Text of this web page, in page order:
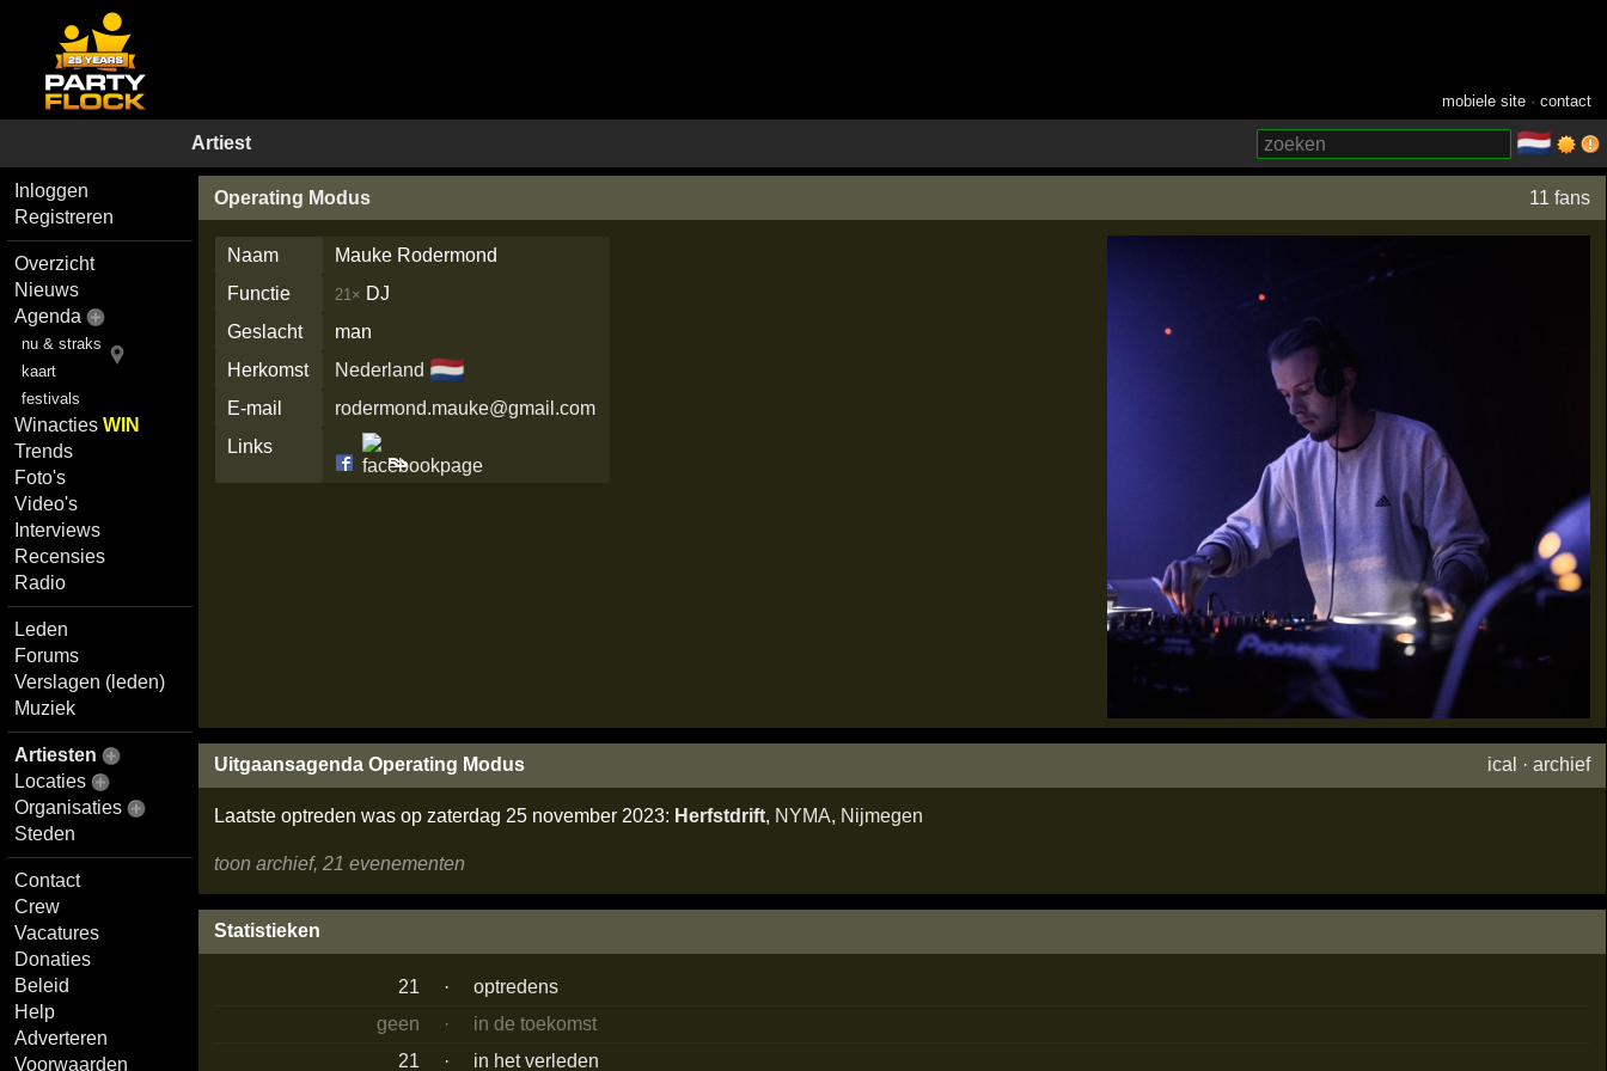
mobiele site ·contact
Artiest 🇳🇱
Inloggen
Registreren
Overzicht
Nieuws
Agenda
nu & straks
kaart
festivals
WinactiesWIN
Trends
Foto's
Video's
Interviews
Recensies
Radio
Leden
Forums
Verslagen (leden)
Muziek
Artiesten
Locaties
Organisaties
Steden
Contact
Crew
Vacatures
Donaties
Beleid
Help
Adverteren
Voorwaarden
Operating Modus 11 fans
Naam
Mauke Rodermond
Functie
21× DJ
Geslacht
man
Herkomst
Nederland 🇳🇱
E-mail
rodermond.mauke@gmail.com
Links
Uitgaansagenda Operating Modus ical ·archief
Laatste optreden was op zaterdag 25 november 2023: Herfstdrift, NYMA, Nijmegen
toon archief, 21 evenementen
Statistieken
21 ·
optredens
geen
·
in de toekomst
21
·
in het verleden